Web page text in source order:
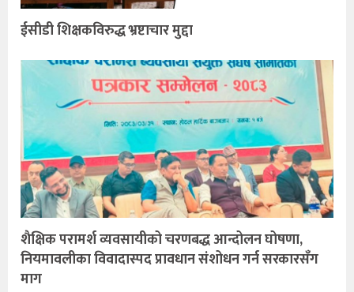
ईसीडी शिक्षकविरुद्ध भ्रष्टाचार मुद्दा
शैक्षिक परामर्श व्यवसायीको चरणबद्ध आन्दोलन घोषणा,
नियमावलीका विवादास्पद प्रावधान संशोधन गर्न सरकारसँग
माग